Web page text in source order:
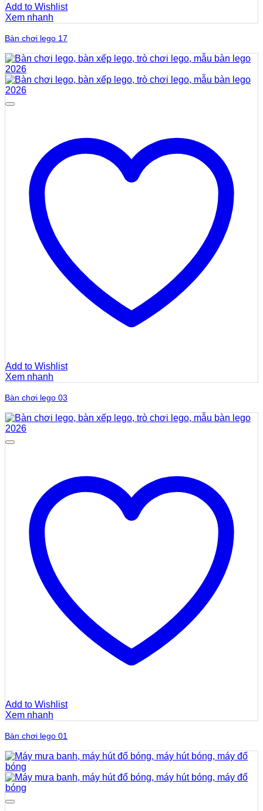
Add to Wishlist
Xem nhanh
Bàn chơi lego 17
Add to Wishlist
Xem nhanh
Bàn chơi lego 03
Add to Wishlist
Xem nhanh
Bàn chơi lego 01